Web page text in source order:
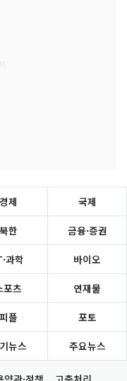
경제 국제
북한 금융·증권
과학 바이오
포츠 연재물
피플 포토
뉴스 주요뉴스